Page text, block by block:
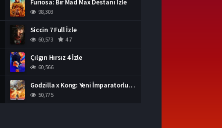
Furiosa: Bir Mad Max Destanı İzle
98,303
Siccin 7 Full İzle
60,573 4.7
Çılgın Hırsız 4 İzle
60,566
Godzilla x Kong: Yeni İmparatorluk İzle
50,775